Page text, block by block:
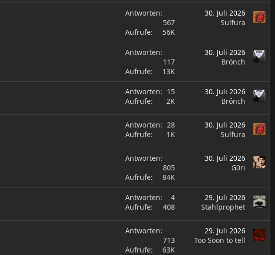
Antworten
567
Aufrufe
56K
30. Juli 2026
Sulfura
Antworten
117
Aufrufe
13K
30. Juli 2026
Brönch
Antworten
15
Aufrufe
2K
30. Juli 2026
Brönch
Antworten
28
Aufrufe
1K
30. Juli 2026
Sulfura
Antworten
805
Aufrufe
84K
30. Juli 2026
G0ri
Antworten
4
Aufrufe
408
29. Juli 2026
Stahlprophet
Antworten
713
Aufrufe
63K
29. Juli 2026
Too Soon to tell